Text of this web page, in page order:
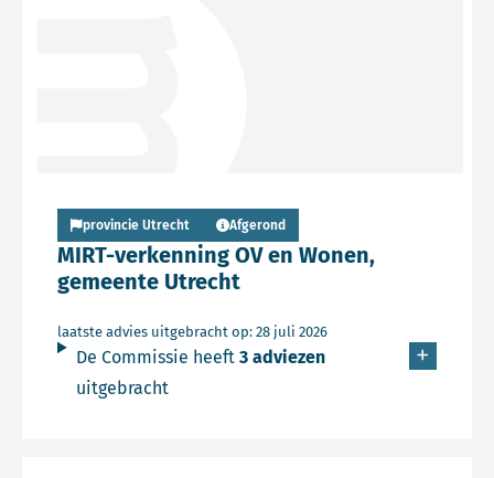
MIRT-verkenning OV en Wonen,
gemeente Utrecht
provincie Utrecht Afgerond
laatste advies uitgebracht op: 28 juli 2026
De Commissie heeft 3 adviezen
uitgebracht